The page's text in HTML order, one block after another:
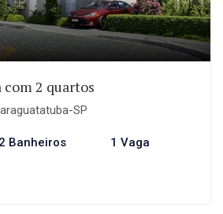
com 2 quartos
SP
2 Banheiros 1 Vaga